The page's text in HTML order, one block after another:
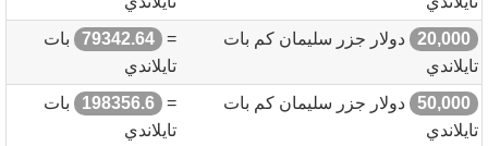
20,000
دولار جزر سليمان كم بات
تايلاندي
=
79342.64
بات
تايلاندي
50,000
دولار جزر سليمان كم بات
تايلاندي
=
198356.6
بات
تايلاندي